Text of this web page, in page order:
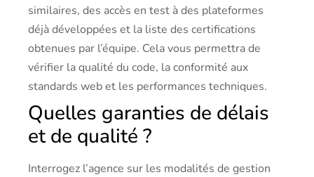
similaires, des accès en test à des plateformes
déjà développées et la liste des certifications
obtenues par l’équipe. Cela vous permettra de
vérifier la qualité du code, la conformité aux
standards web et les performances techniques.
Quelles garanties de délais
et de qualité ?
Interrogez l’agence sur les modalités de gestion